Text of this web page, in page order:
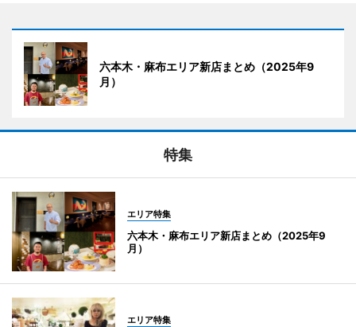
六本木・麻布エリア新店まとめ（2025年9
月）
特集
エリア特集
六本木・麻布エリア新店まとめ（2025年9
月）
エリア特集